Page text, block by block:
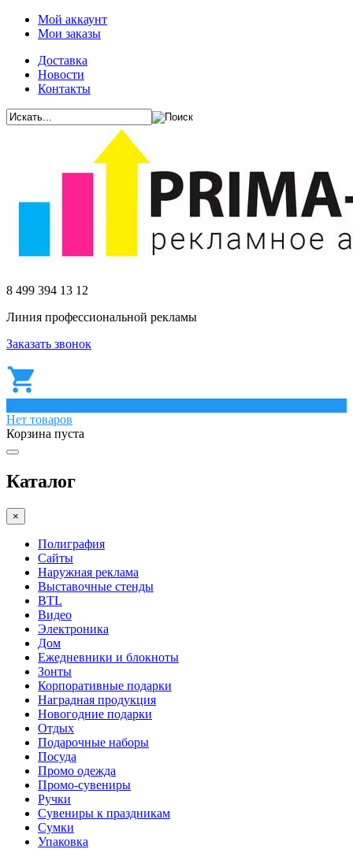
Мой аккаунт
Мои заказы
Доставка
Новости
Контакты
8 499 394 13 12
Линия профессиональной рекламы
Заказать звонок
Нет товаров
Корзина пуста
Каталог
×
Полиграфия
Сайты
Наружная реклама
Выставочные стенды
BTL
Видео
Электроника
Дом
Ежедневники и блокноты
Зонты
Корпоративные подарки
Наградная продукция
Новогодние подарки
Отдых
Подарочные наборы
Посуда
Промо одежда
Промо-сувениры
Ручки
Сувениры к праздникам
Сумки
Упаковка